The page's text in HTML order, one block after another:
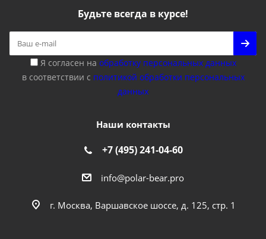
Будьте всегда в курсе!
Я согласен на обработку персональных данных
в соответствии с политикой обработки персональных
данных
Наши контакты
+7 (495) 241-04-60
info@polar-bear.pro
г. Москва, Варшавское шоссе, д. 125, стр. 1